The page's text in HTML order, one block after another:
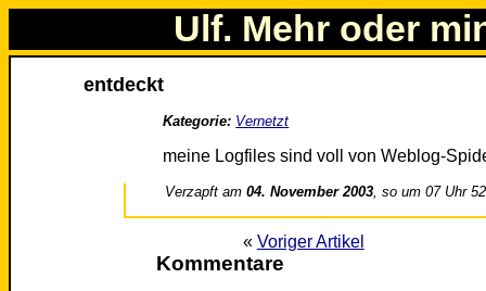
Ulf. Mehr oder
entdeckt
Kategorie: Vernetzt
meine Logfiles sind voll von Weblog-
Verzapft am04. November 2003, so um 07 Uhr 52
« Voriger Artikel
Kommentare